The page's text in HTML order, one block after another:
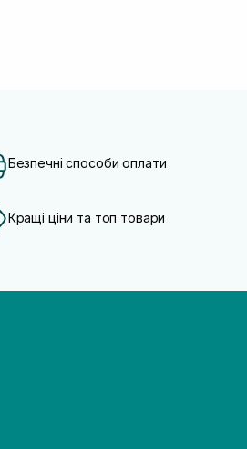
Безпечні способи оплати
Кращі ціни та топ товари